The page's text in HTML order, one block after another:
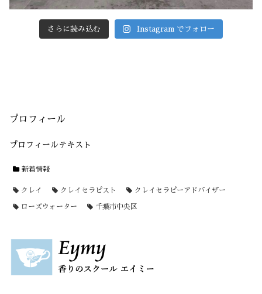
さらに読み込む Instagram でフォロー
プロフィール
プロフィールテキスト
新着情報
クレイ クレイセラピスト クレイセラピーアドバイザー
ローズウォーター 千葉市中央区